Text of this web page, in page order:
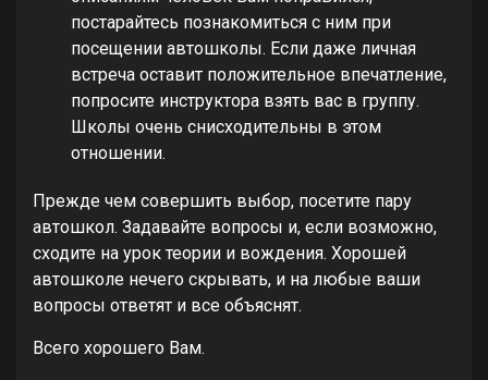
постарайтесь познакомиться с ним при
посещении автошколы. Если даже личная
встреча оставит положительное впечатление,
попросите инструктора взять вас в группу.
Школы очень снисходительны в этом
отношении.
Прежде чем совершить выбор, посетите пару
автошкол. Задавайте вопросы и, если возможно,
сходите на урок теории и вождения. Хорошей
автошколе нечего скрывать, и на любые ваши
вопросы ответят и все объяснят.
Всего хорошего Вам.